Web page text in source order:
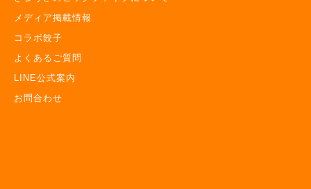
メディア掲載情報
コラボ餃子
よくあるご質問
LINE公式案内
お問合わせ